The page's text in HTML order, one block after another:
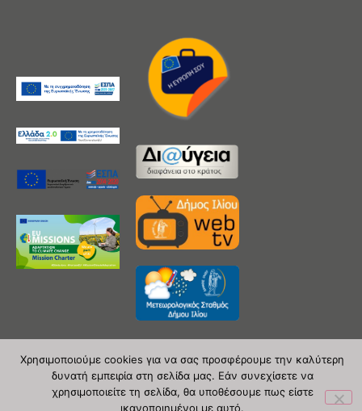
Copyright 2020 © Δήμος Ιλίου
Χρησιμοποιούμε cookies για να σας προσφέρουμε την καλύτερη
δυνατή εμπειρία στη σελίδα μας. Εάν συνεχίσετε να
χρησιμοποιείτε τη σελίδα, θα υποθέσουμε πως είστε
ικανοποιημένοι με αυτό.